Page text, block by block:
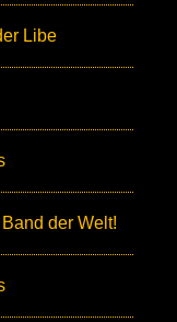
Libe
der Welt!